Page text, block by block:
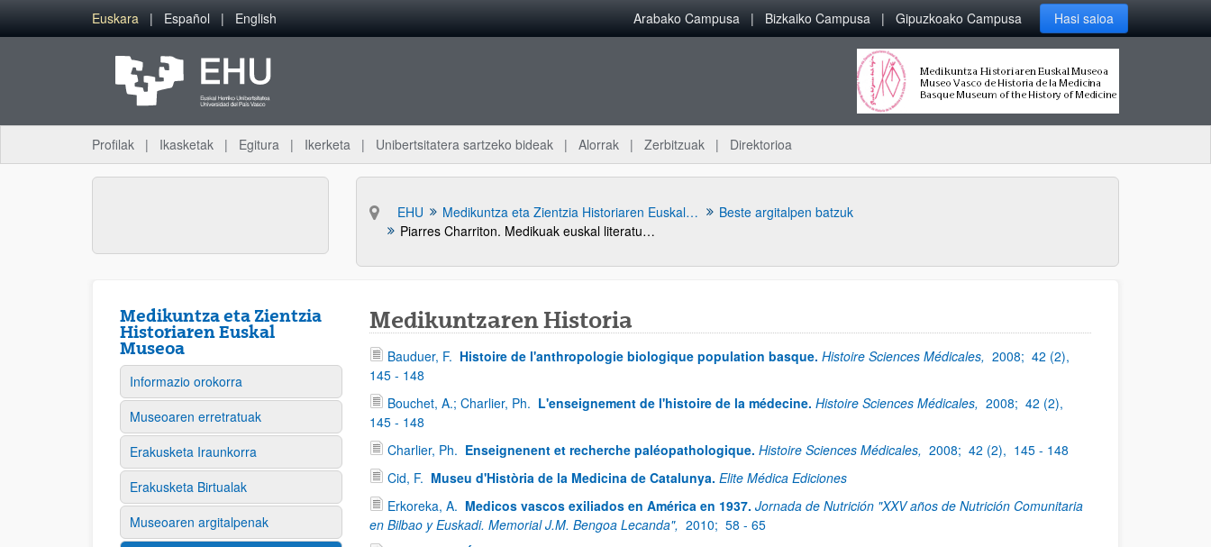
Eduki nagusira joan
Euskara Español English Arabako Campusa Bizkaiko Campusa Gipuzkoako Campusa Hasi saioa
Profilak Ikasketak Egitura Ikerketa Unibertsitatera sartzeko bideak Alorrak Zerbitzuak Direktorioa
EHU Medikuntza eta Zientzia Historiaren Euskal Museoa
Beste argitalpen batzuk
Piarres Charriton. Medikuak euskal literaturan.
Medikuntza eta Zientzia
Historiaren Euskal
Museoa
Informazio orokorra
Museoaren erretratuak
Erakusketa Iraunkorra
Erakusketa Birtualak
Museoaren argitalpenak
Medikuntzaren Historia
Bauduer, F. Histoire de l'anthropologie biologique population basque. Histoire Sciences Médicales, 2008; 42 (2),
145 - 148
Bouchet, A.; Charlier, Ph. L'enseignement de l'histoire de la médecine. Histoire Sciences Médicales, 2008; 42 (2),
145 - 148
Charlier, Ph. Enseignenent et recherche paléopathologique. Histoire Sciences Médicales, 2008; 42 (2), 145 - 148
Cid, F. Museu d'Història de la Medicina de Catalunya. Elite Médica Ediciones
Erkoreka, A. Medicos vascos exiliados en América en 1937. Jornada de Nutrición "XXV años de Nutrición Comunitaria
en Bilbao y Euskadi. Memorial J.M. Bengoa Lecanda", 2010; 58 - 65